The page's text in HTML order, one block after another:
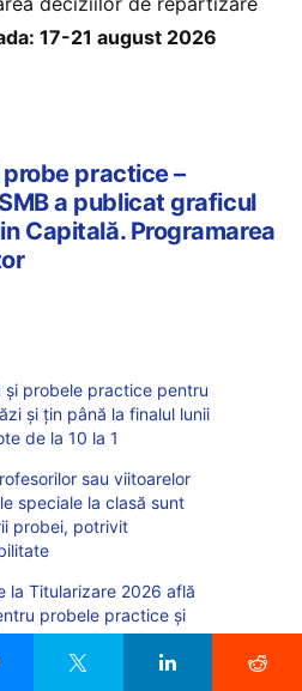
17-21 august 2026
practice –
a publicat graficul
Capitală. Programarea
și probele practice pentru
și țin până la finalul lunii
de la 10 la 1
sau viitoarelor
speciale la clasă sunt
probei, potrivit
la Titularizare 2026 află
probele practice și
școlare vor